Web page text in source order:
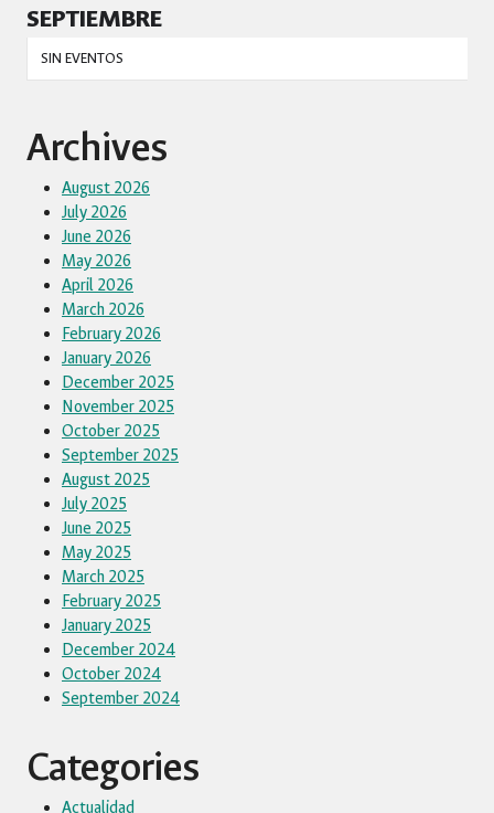
SEPTIEMBRE
SIN EVENTOS
Archives
August 2026
July 2026
June 2026
May 2026
April 2026
March 2026
February 2026
January 2026
December 2025
November 2025
October 2025
September 2025
August 2025
July 2025
June 2025
May 2025
March 2025
February 2025
January 2025
December 2024
October 2024
September 2024
Categories
Actualidad